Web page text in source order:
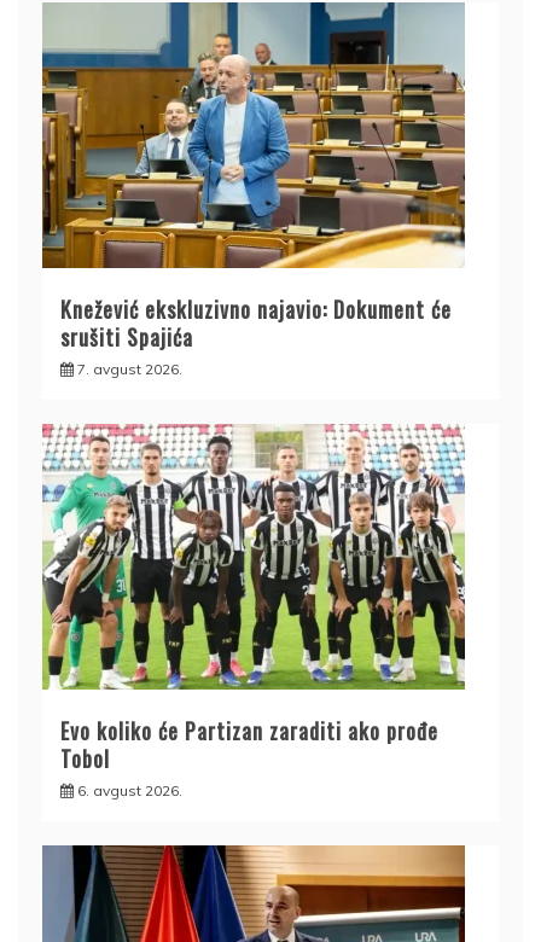
Knežević ekskluzivno najavio: Dokument će
srušiti Spajića
7. avgust 2026.
Evo koliko će Partizan zaraditi ako prođe
Tobol
6. avgust 2026.